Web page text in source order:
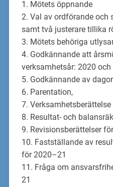
1. Mötets öppnande
2. Val av ordförande och
samt två justerare tillika
3. Mötets behöriga
4. Godkännande att
verksamhetsår: 2020 och
5. Godkännande av
6. Parentation,
7.
8. Resultat- och
9. Revisionsberättelser
10. Fastställande av
för 2020–21
11. Fråga om
21